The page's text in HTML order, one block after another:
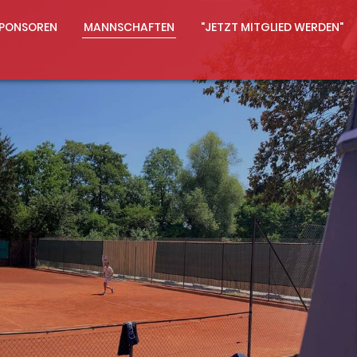
MANNSCHAFTEN "JETZT MITGLIED WERDEN"